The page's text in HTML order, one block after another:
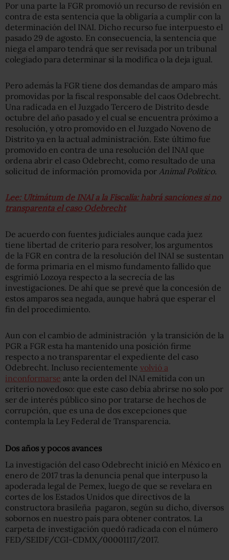
Por una parte la FGR promovió un recurso de revisión en
contra de esta sentencia que la obligaría a cumplir con la
determinación del INAI. Dicho recurso fue interpuesto el
pasado 29 de agosto. En consecuencia, la sentencia que
niega el amparo tendrá que ser revisada por un tribunal
colegiado para determinar si la modifica o la deja igual.
Pero además la FGR tiene dos demandas de amparo más
promovidas por la fiscal responsable del caos Odebrecht.
Una radicada en el Juzgado Tercero de Distrito desde
octubre del año pasado y el cual se encuentra próximo a
resolución, y otro promovido en el Juzgado Noveno de
Distrito ya en la actual administración. Este último fue
promovido en contra de una resolución del INAI que
ordena abrir el caso Odebrecht, como resultado de una
solicitud de información promovida por Animal Político.
Lee: Ultimátum de INAI a la Fiscalía: habrá sanciones si no
transparenta el caso Odebrecht
De acuerdo con fuentes judiciales aunque cada juez
tiene libertad de criterio para resolver, los argumentos
de la FGR en contra de la resolución del INAI se sustentan
de forma primaria en el mismo fundamento fallido que
esgrimió Lozoya respecto a la secrecía de las
investigaciones. De ahí que se prevé que la concesión de
estos amparos sea negada, aunque habrá que esperar el
fin del procedimiento.
Aun con el cambio de administración y la transición de la
PGR a FGR esta ha mantenido una posición firme
respecto a no transparentar el expediente del caso
Odebrecht. Incluso recientemente volvió a
inconformarse ante la orden del INAI emitida con un
criterio novedoso: que este caso debía abrirse no solo por
ser de interés público sino por tratarse de hechos de
corrupción, que es una de dos excepciones que
contempla la Ley Federal de Transparencia.
Dos años y pocos avances
La investigación del caso Odebrecht inició en México en
enero de 2017 tras la denuncia penal que interpuso la
apoderada legal de Pemex, luego de que se revelara en
cortes de los Estados Unidos que directivos de la
constructora brasileña pagaron, según su dicho, diversos
sobornos en nuestro país para obtener contratos. La
carpeta de investigación quedó radicada con el número
FED/SEIDF/CGI-CDMX/00001117/2017.